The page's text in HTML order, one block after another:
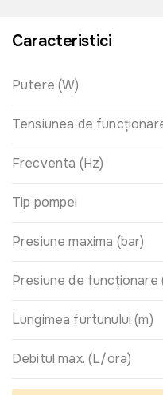
Caracteristici
Putere (W)
Tensiunea de
Frecventa (Hz)
Tip pompei
Presiune maxima (bar)
Presiune de funcționare
Lungimea furtunului (m)
Debitul max. (L/ora)